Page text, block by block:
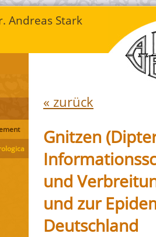
Andreas Stark
« zurück
Gnitzen
und
und zur
Deutschland